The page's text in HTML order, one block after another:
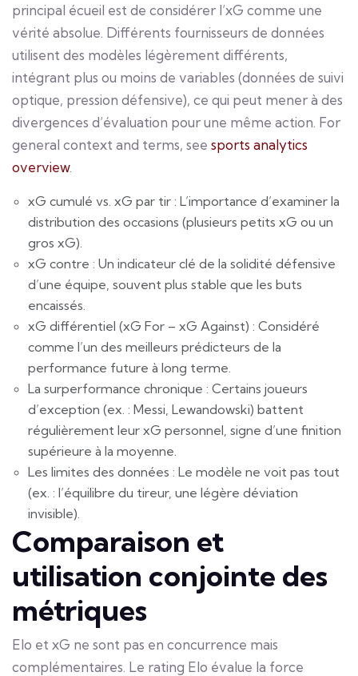
principal écueil est de considérer l’xG comme une
vérité absolue. Différents fournisseurs de données
utilisent des modèles légèrement différents,
intégrant plus ou moins de variables (données de suivi
optique, pression défensive), ce qui peut mener à des
divergences d’évaluation pour une même action. For
general context and terms, see sports analytics
overview.
xG cumulé vs. xG par tir : L’importance d’examiner la
distribution des occasions (plusieurs petits xG ou un
gros xG).
xG contre : Un indicateur clé de la solidité défensive
d’une équipe, souvent plus stable que les buts
encaissés.
xG différentiel (xG For – xG Against) : Considéré
comme l’un des meilleurs prédicteurs de la
performance future à long terme.
La surperformance chronique : Certains joueurs
d’exception (ex. : Messi, Lewandowski) battent
régulièrement leur xG personnel, signe d’une finition
supérieure à la moyenne.
Les limites des données : Le modèle ne voit pas tout
(ex. : l’équilibre du tireur, une légère déviation
invisible).
Comparaison et
utilisation conjointe des
métriques
Elo et xG ne sont pas en concurrence mais
complémentaires. Le rating Elo évalue la force